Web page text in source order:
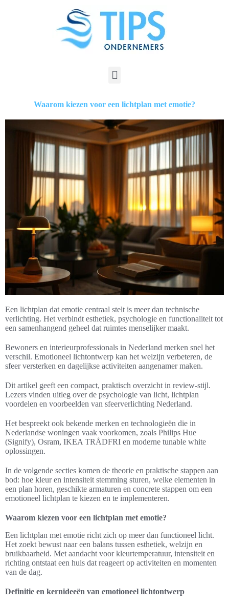
Waarom kiezen voor een lichtplan met emotie?
Een lichtplan dat emotie centraal stelt is meer dan technische
verlichting. Het verbindt esthetiek, psychologie en functionaliteit tot
een samenhangend geheel dat ruimtes menselijker maakt.
Bewoners en interieurprofessionals in Nederland merken snel het
verschil. Emotioneel lichtontwerp kan het welzijn verbeteren, de
sfeer versterken en dagelijkse activiteiten aangenamer maken.
Dit artikel geeft een compact, praktisch overzicht in review-stijl.
Lezers vinden uitleg over de psychologie van licht, lichtplan
voordelen en voorbeelden van sfeerverlichting Nederland.
Het bespreekt ook bekende merken en technologieën die in
Nederlandse woningen vaak voorkomen, zoals Philips Hue
(Signify), Osram, IKEA TRÅDFRI en moderne tunable white
oplossingen.
In de volgende secties komen de theorie en praktische stappen aan
bod: hoe kleur en intensiteit stemming sturen, welke elementen in
een plan horen, geschikte armaturen en concrete stappen om een
emotioneel lichtplan te kiezen en te implementeren.
Waarom kiezen voor een lichtplan met emotie?
Een lichtplan met emotie richt zich op meer dan functioneel licht.
Het zoekt bewust naar een balans tussen esthetiek, welzijn en
bruikbaarheid. Met aandacht voor kleurtemperatuur, intensiteit en
richting ontstaat een huis dat reageert op activiteiten en momenten
van de dag.
Definitie en kernideeën van emotioneel lichtontwerp